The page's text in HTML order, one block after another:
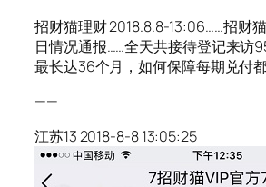
招财猫理财 2018.8.8-13:06……招财
日情况通报……全天共接待登记来访
最长达36个月，如何保障每期兑付
——
江苏13 2018-8-8 13:05:25